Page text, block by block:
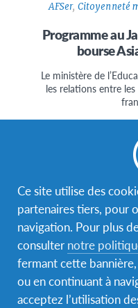
AFSer, Citoyenneté
Programme au
bourse
Le ministère de
les relations entre
Secondary
Navigation
Ce site utilise des
partenaires tiers, pour
navigation. Pour plus
consulter notre
fermant cette
ou en continuant à
acceptez l’utilisation